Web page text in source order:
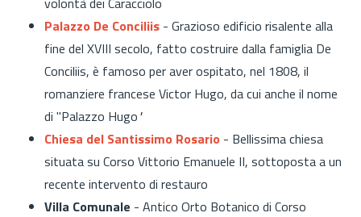
Palazzo De Conciliis - Grazioso edificio risalente alla
fine del XVIII secolo, fatto costruire dalla famiglia De
Conciliis, è famoso per aver ospitato, nel 1808, il
romanziere francese Victor Hugo, da cui anche il nome
di "Palazzo Hugo"
Chiesa del Santissimo Rosario - Bellissima chiesa
situata su Corso Vittorio Emanuele II, sottoposta a un
recente intervento di restauro
Villa Comunale - Antico Orto Botanico di Corso